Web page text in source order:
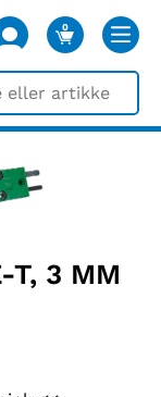
0
VARER
T, 3 MM